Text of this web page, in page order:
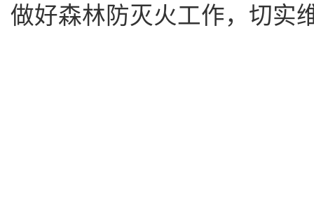
做好森林防灭火工作，切实